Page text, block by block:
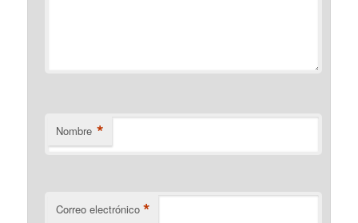
Nombre *
Correo electrónico *